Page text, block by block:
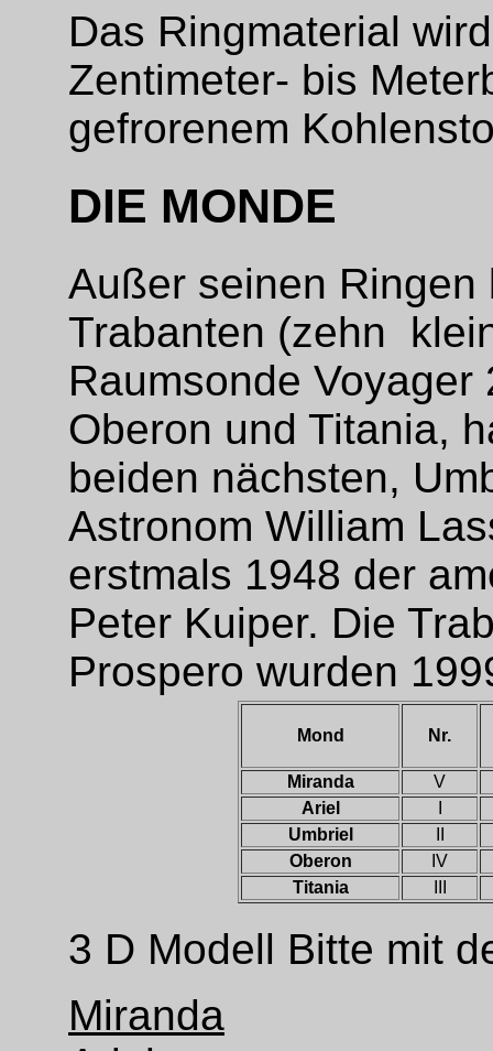
Das Ringmaterial
Zentimeter- bis
gefrorenem
DIE MONDE
Außer seinen
Trabanten (zehn
Raumsonde
Oberon und Titania,
beiden nächsten,
Astronom William
erstmals 1948 der
Peter Kuiper. Die
Prospero wurden
Mond Nr.
Miranda
V
Ariel
Umbriel
Oberon
IV
Titania
3 D Modell Bitte mit
Miranda